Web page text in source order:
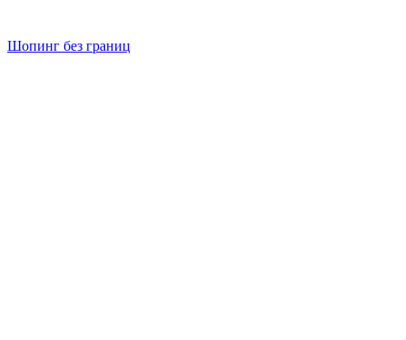
Шопинг без границ